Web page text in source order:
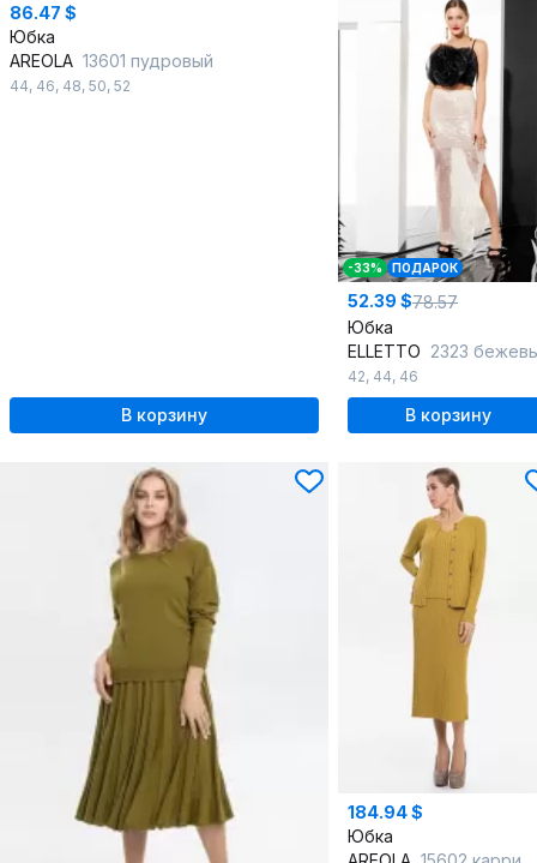
86.47 $
Юбка
AREOLA 13601 пудровый
44, 46, 48, 50, 52
В корзину
-33% ПОДАРОК
52.39 $78.57
Юбка
ELLETTO 2323
42, 44, 46
В корзину
184.94 $
Юбка